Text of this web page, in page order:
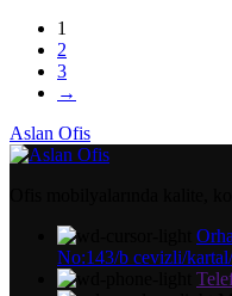
1
2
3
→
Aslan Ofis
No:143/b cevizli/